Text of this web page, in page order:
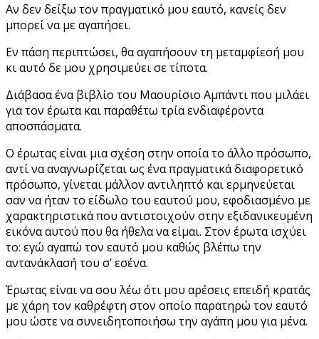
Αν δεν δείξω τον πραγματικό μου εαυτό, κανείς δεν
μπορεί να με αγαπήσει.
Εν πάση περιπτώσει, θα αγαπήσουν τη μεταμφίεσή μου
κι αυτό δε μου χρησιμεύει σε τίποτα.
Διάβασα ένα βιβλίο του Μαουρίσιο Αμπάντι που μιλάει
για τον έρωτα και παραθέτω τρία ενδιαφέροντα
αποσπάσματα.
Ο έρωτας είναι μια σχέση στην οποία το άλλο πρόσωπο,
αντί να αναγνωρίζεται ως ένα πραγματικά διαφορετικό
πρόσωπο, γίνεται μάλλον αντιληπτό και ερμηνεύεται
σαν να ήταν το είδωλο του εαυτού μου, εφοδιασμένο με
χαρακτηριστικά που αντιστοιχούν στην εξιδανικευμένη
εικόνα αυτού που θα ήθελα να είμαι. Στον έρωτα ισχύει
το: εγώ αγαπώ τον εαυτό μου καθώς βλέπω την
αντανάκλασή του σ’ εσένα.
Έρωτας είναι να σου λέω ότι μου αρέσεις επειδή κρατάς
με χάρη τον καθρέφτη στον οποίο παρατηρώ τον εαυτό
μου ώστε να συνειδητοποιήσω την αγάπη μου για μένα.